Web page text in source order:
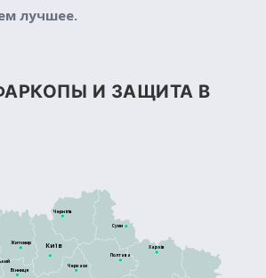
лучшее.
И ЗАЩИТА В
Київ
Житомир
Харків
Полтава
Черкаси
Суми
Чернігів
Вінниця